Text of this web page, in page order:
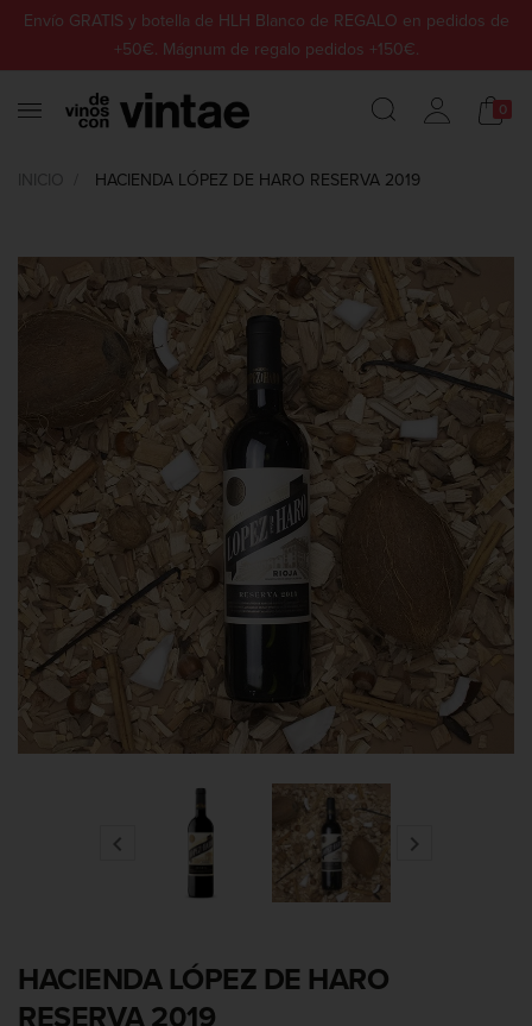
Envío GRATIS y botella de HLH Blanco de REGALO en pedidos de
+50€. Mágnum de regalo pedidos +150€.
0
HACIENDA LÓPEZ DE HARO RESERVA 2019
 
HACIENDA LÓPEZ DE HARO
RESERVA 2019